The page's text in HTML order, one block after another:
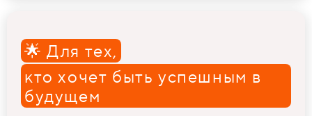
🌟 Для тех,
кто хочет быть успешным в
будущем